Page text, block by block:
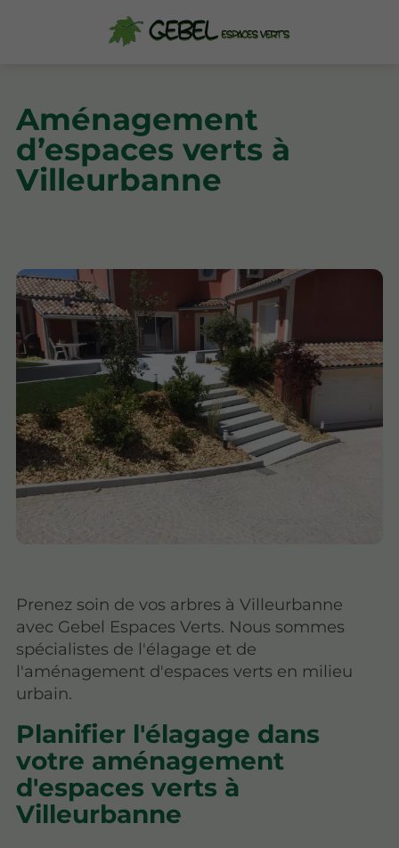
Aménagement
d’espaces verts à
Villeurbanne
Prenez soin de vos arbres à Villeurbanne
avec Gebel Espaces Verts. Nous sommes
spécialistes de l'élagage et de
l'aménagement d'espaces verts en milieu
urbain.
Planifier l'élagage dans
votre aménagement
d'espaces verts à
Villeurbanne